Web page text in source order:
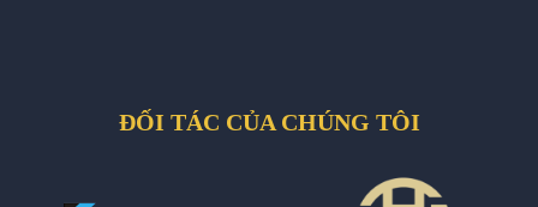
ĐỐI TÁC CỦA CHÚNG TÔI